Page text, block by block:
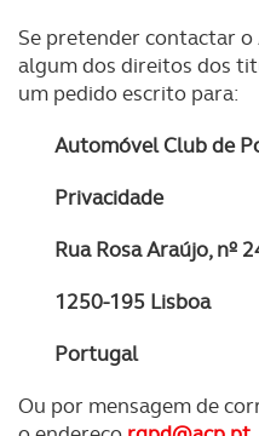
Se pretender contactar o
algum dos direitos dos
um pedido escrito para:
Automóvel Club de
Privacidade
Rua Rosa Araújo, nº
1250-195 Lisboa
Portugal
Ou por mensagem de